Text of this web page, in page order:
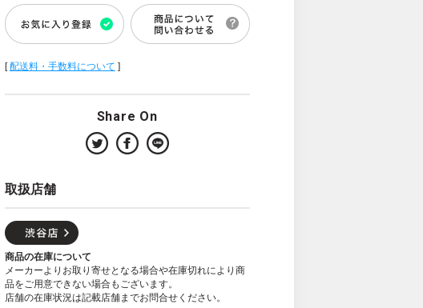
[配送料・手数料について ]
Share On
取扱店舗
商品の在庫について
メーカーよりお取り寄せとなる場合や在庫切れにより商
品をご用意できない場合もございます。
店舗の在庫状況は記載店舗までお問合せください。